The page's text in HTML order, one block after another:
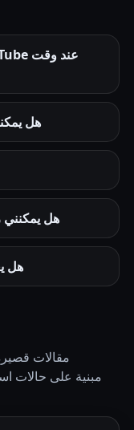
هل
هل يمكنني
هل
مقالات